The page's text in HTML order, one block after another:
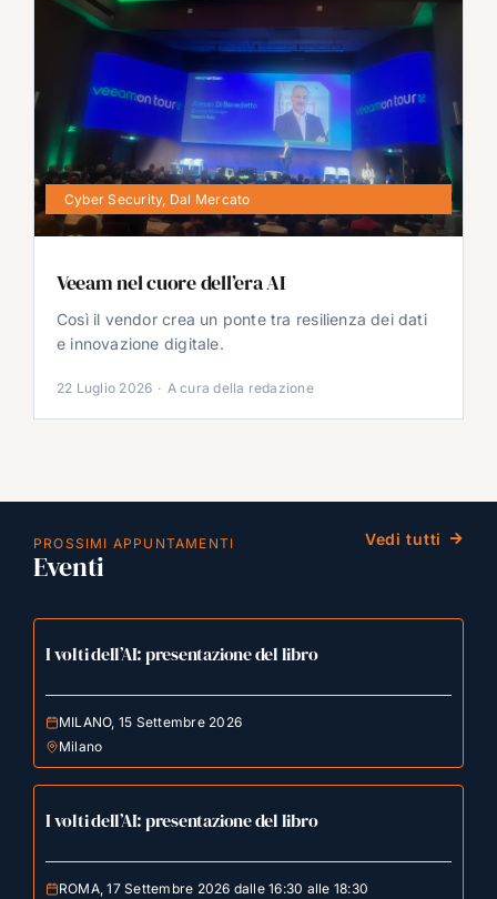
Cyber Security, Dal Mercato
Veeam nel cuore dell’era AI
Così il vendor crea un ponte tra resilienza dei dati
e innovazione digitale.
22 Luglio 2026 · A cura della redazione
PROSSIMI APPUNTAMENTI
Eventi
Vedi tutti
I volti dell’AI: presentazione del libro
MILANO, 15 Settembre 2026
Milano
I volti dell’AI: presentazione del libro
ROMA, 17 Settembre 2026 dalle 16:30 alle 18:30